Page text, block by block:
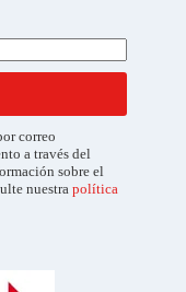
correo
a través del
sobre el
nuestra política